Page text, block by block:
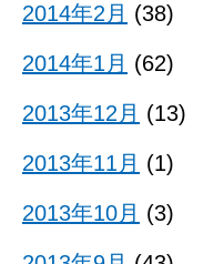
2014年2月 (38)
2014年1月 (62)
2013年12月 (13)
2013年11月 (1)
2013年10月 (3)